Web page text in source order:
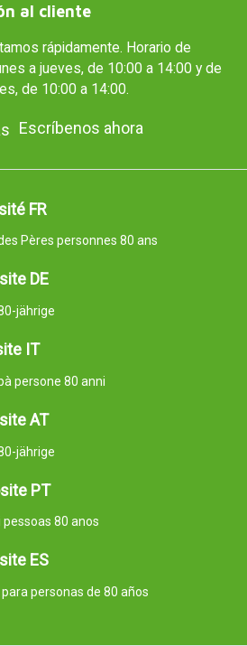
al cliente
rápidamente. Horario de
a jueves, de 10:00 a 14:00 y de
de 10:00 a 14:00.
Escríbenos ahora
FR
Pères personnes 80 ans
DE
jährige
IT
persone 80 anni
AT
jährige
PT
pessoas 80 anos
ES
personas de 80 años